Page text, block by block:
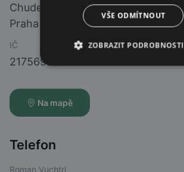
Chudenická 1059/30
Praha 10 - Hostivař
IČ
21756988
Na mapě
Telefon
Roman Vuchtrl
VŠE ODMÍTNOUT
ZOBRAZIT PODROBNOSTI